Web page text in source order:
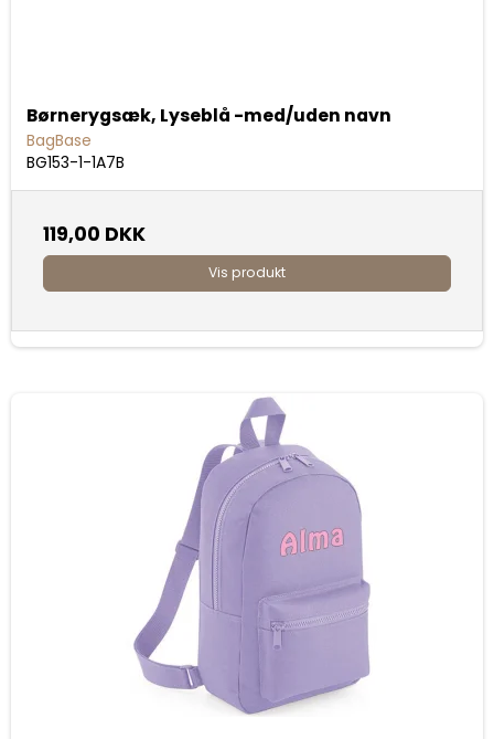
Børnerygsæk, Lyseblå -med/uden navn
BagBase
BG153-1-1A7B
119,00 DKK
Vis produkt